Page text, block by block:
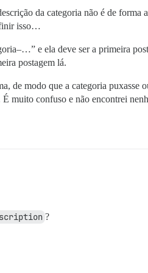
da categoria não é de
isso…
e ela deve ser a primeira
postagem lá.
de modo que a categoria puxasse
muito confuso e não encontrei
?